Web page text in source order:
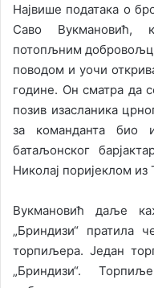
Највише података о
Саво Вукмановић,
потопљним
поводом и уочи
године. Он сматра да
позив изасланика
за команданта био
батаљонског
Николај поријеклом
Вукмановић даље
„Бриндизи“ пратила
торпиљера. Један
„Бриндизи“.